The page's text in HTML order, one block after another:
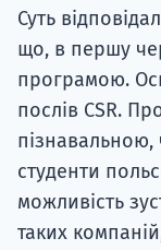
Суть
що, в першу
програмою.
послів CSR.
пізнавальною,
студенти
можливість
таких